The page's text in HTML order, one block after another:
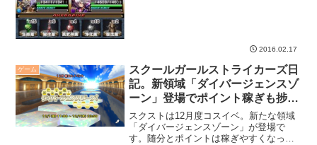
2016.02.17
ゲーム
スクールガールストライカーズ日
記。新領域「ダイバージェンスゾ
ーン」登場でポイント稼ぎも捗
る。
スクストは12月度コスイベ。新たな領域
「ダイバージェンスゾーン」が登場で
す。随分とポイントは稼ぎやすくなって